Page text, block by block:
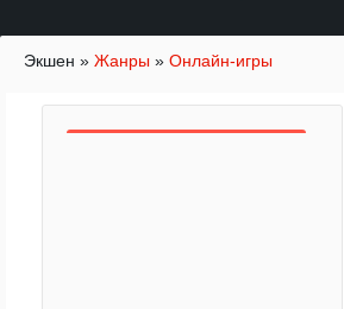
Экшен » Жанры » Онлайн-игры